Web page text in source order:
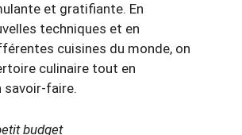
et gratifiante. En
techniques et en
cuisines du monde, on
culinaire tout en
savoir-faire.
budget